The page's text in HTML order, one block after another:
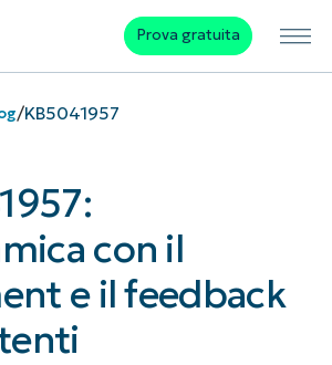
Prova gratuita
/KB5041957
con il
e il feedback